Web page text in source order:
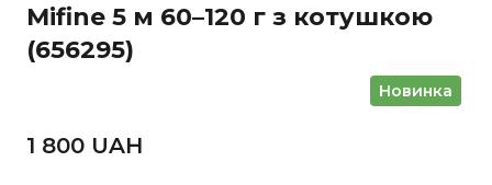
Mifine 5 м 60–120 г з котушкою
(656295)
Новинка
1 800 UAН